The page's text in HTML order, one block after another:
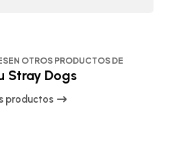
OTROS PRODUCTOS DE
Stray Dogs
productos